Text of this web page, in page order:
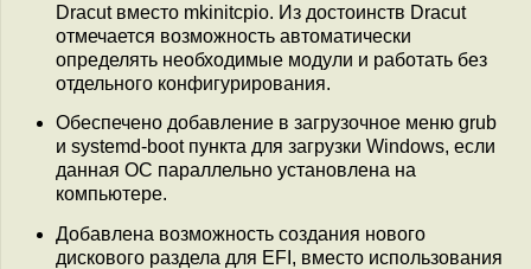
Dracut вместо mkinitcpio. Из достоинств Dracut
отмечается возможность автоматически
определять необходимые модули и работать без
отдельного конфигурирования.
Обеспечено добавление в загрузочное меню grub
и systemd-boot пункта для загрузки Windows, если
данная ОС параллельно установлена на
компьютере.
Добавлена возможность создания нового
дискового раздела для EFI, вместо использования